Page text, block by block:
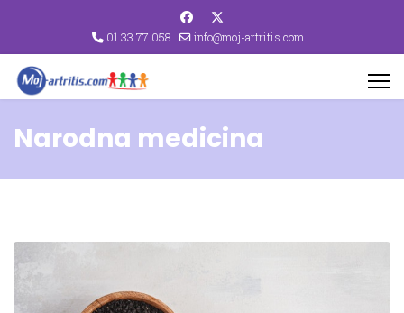
01 33 77 058 info@moj-artritis.com
Narodna medicina